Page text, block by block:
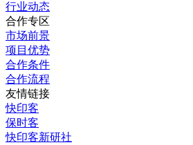
行业动态
合作专区
市场前景
项目优势
合作条件
合作流程
友情链接
快印客
保时客
快印客新研社